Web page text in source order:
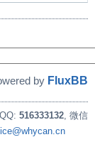
by FluxBB
QQ: 516333132, 微信